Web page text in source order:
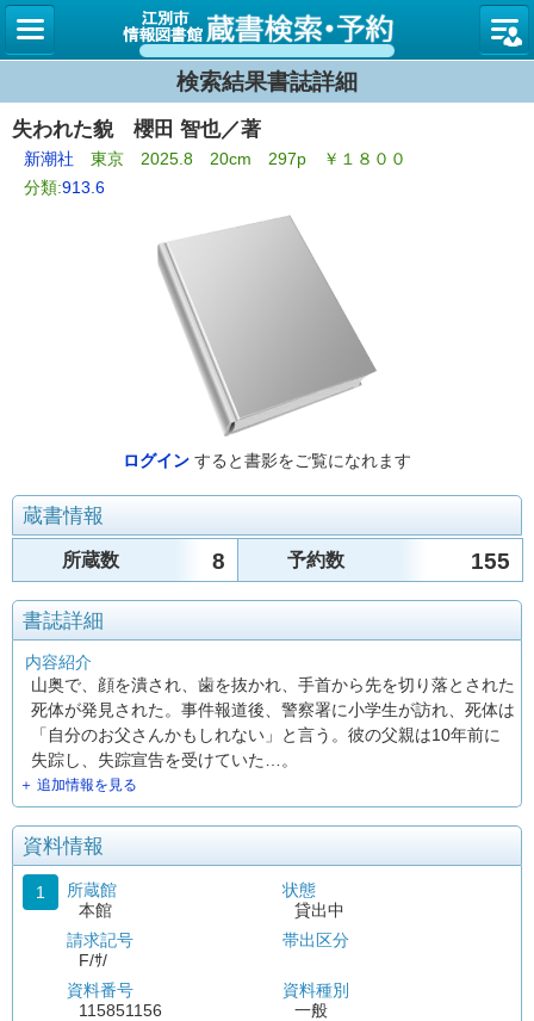
図書館
検索結果書誌詳細
失われた貌 櫻田 智也／著
新潮社 東京 2025.8 20cm 297p ￥１８００
分類:913.6
ログイン すると書影をご覧になれます
蔵書情報
所蔵数 8 予約数 155
書誌詳細
内容紹介
山奥で、顔を潰され、歯を抜かれ、手首から先を切り落とされた
死体が発見された。事件報道後、警察署に小学生が訪れ、死体は
「自分のお父さんかもしれない」と言う。彼の父親は10年前に
失踪し、失踪宣告を受けていた…。
＋ 追加情報を見る
資料情報
1
所蔵館
本館
請求記号
F/ｻ/
資料番号
115851156
状態
貸出中
帯出区分
資料種別
一般